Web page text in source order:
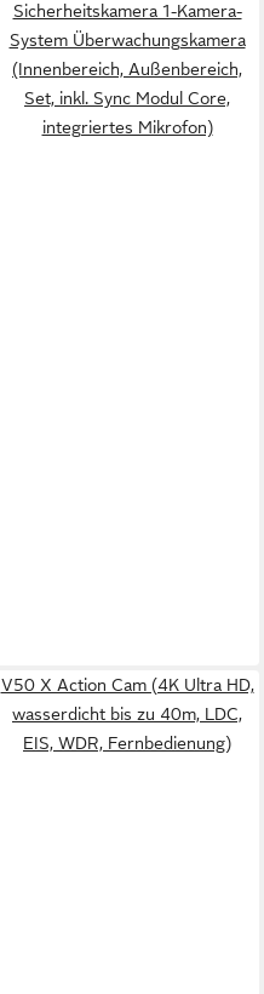
Sicherheitskamera 1-Kamera-
System Überwachungskamera
(Innenbereich, Außenbereich,
Set, inkl. Sync Modul Core,
integriertes Mikrofon)
V50 X Action Cam (4K Ultra HD,
wasserdicht bis zu 40m, LDC,
EIS, WDR, Fernbedienung)